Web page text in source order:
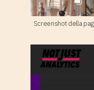
Screenshot della